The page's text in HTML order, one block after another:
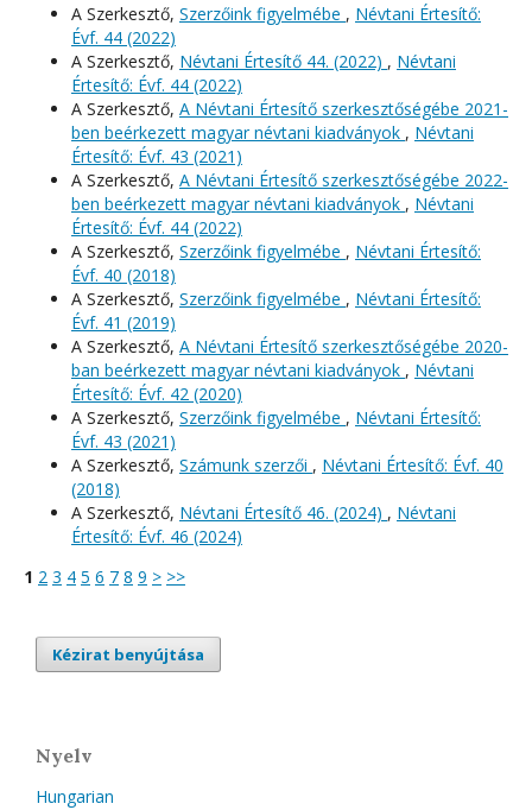
A Szerkesztő, Szerzőink figyelmébe , Névtani Értesítő:
Évf. 44 (2022)
A Szerkesztő, Névtani Értesítő 44. (2022) , Névtani
Értesítő: Évf. 44 (2022)
A Szerkesztő, A Névtani Értesítő szerkesztőségébe 2021-
ben beérkezett magyar névtani kiadványok , Névtani
Értesítő: Évf. 43 (2021)
A Szerkesztő, A Névtani Értesítő szerkesztőségébe 2022-
ben beérkezett magyar névtani kiadványok , Névtani
Értesítő: Évf. 44 (2022)
A Szerkesztő, Szerzőink figyelmébe , Névtani Értesítő:
Évf. 40 (2018)
A Szerkesztő, Szerzőink figyelmébe , Névtani Értesítő:
Évf. 41 (2019)
A Szerkesztő, A Névtani Értesítő szerkesztőségébe 2020-
ban beérkezett magyar névtani kiadványok , Névtani
Értesítő: Évf. 42 (2020)
A Szerkesztő, Szerzőink figyelmébe , Névtani Értesítő:
Évf. 43 (2021)
A Szerkesztő, Számunk szerzői , Névtani Értesítő: Évf. 40
(2018)
A Szerkesztő, Névtani Értesítő 46. (2024) , Névtani
Értesítő: Évf. 46 (2024)
1 2 3 4 5 6 7 8 9 > >>
Kézirat benyújtása
Nyelv
Hungarian